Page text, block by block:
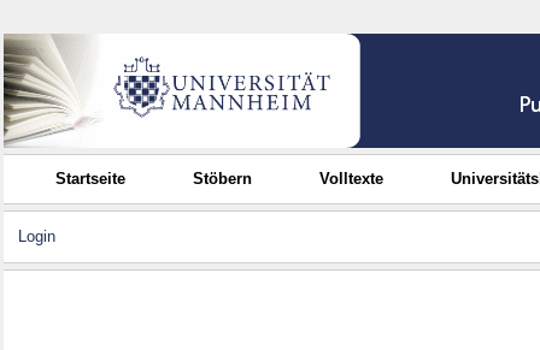
Startseite Stöbern Volltexte
Login